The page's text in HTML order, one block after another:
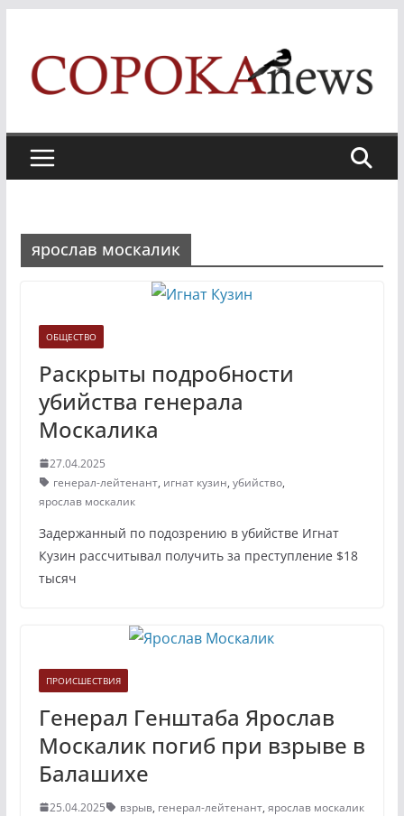
content
ярослав москалик
ОБЩЕСТВО
Раскрыты подробности
убийства генерала
Москалика
27.04.2025
генерал-лейтенант, игнат кузин, убийство,
ярослав москалик
Задержанный по подозрению в убийстве Игнат
Кузин рассчитывал получить за преступление $18
тысяч
ПРОИСШЕСТВИЯ
Генерал Генштаба Ярослав
Москалик погиб при взрыве в
Балашихе
25.04.2025 взрыв, генерал-лейтенант, ярослав москалик